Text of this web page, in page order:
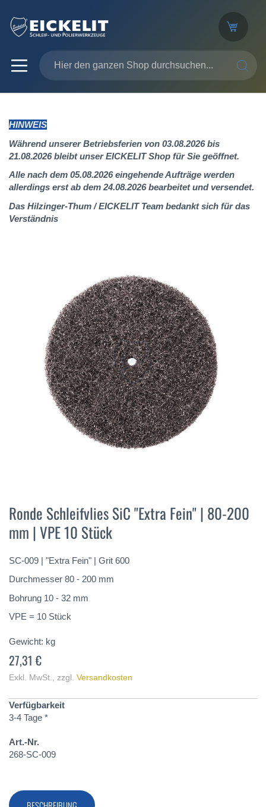
SUCHE
HINWEIS
Während unserer Betriebsferien von 03.08.2026 bis
21.08.2026 bleibt unser EICKELIT Shop für Sie geöffnet.
Alle nach dem 05.08.2026 eingehende Aufträge werden
allerdings erst ab dem 24.08.2026 bearbeitet und versendet.
Das Hilzinger-Thum / EICKELIT Team bedankt sich für das
Verständnis
der
Bildergalerie
springen
Ronde Schleifvlies SiC "Extra Fein" | 80-200
mm | VPE 10 Stück
SC-009 | "Extra Fein" | Grit 600
Durchmesser 80 - 200 mm
Bohrung 10 - 32 mm
VPE = 10 Stück
Gewicht: kg
27,31 €
Exkl. MwSt., zzgl. Versandkosten
Verfügbarkeit
3-4 Tage *
Art.-Nr.
268-SC-009